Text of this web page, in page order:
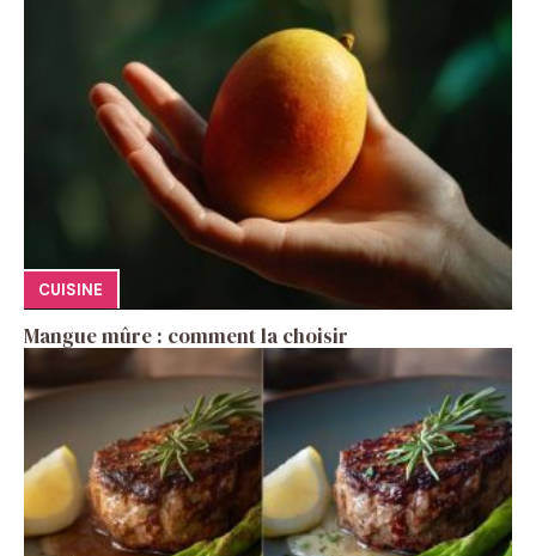
CUISINE
Mangue mûre : comment la choisir